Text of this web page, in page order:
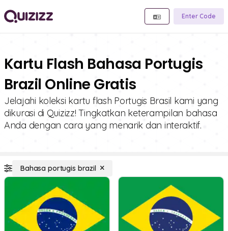
Enter Code
Kartu Flash Bahasa Portugis
Brazil Online Gratis
Jelajahi koleksi kartu flash Portugis Brasil kami yang
dikurasi di Quizizz! Tingkatkan keterampilan bahasa
Anda dengan cara yang menarik dan interaktif.
Bahasa portugis brazil